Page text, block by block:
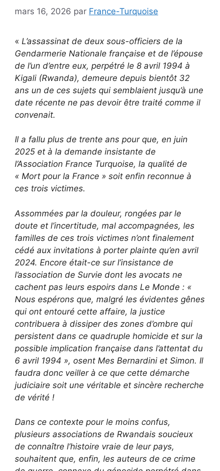
mars 16, 2026 par France-Turquoise
« L’assassinat de deux sous-officiers de la
Gendarmerie Nationale française et de l’épouse
de l’un d’entre eux, perpétré le 8 avril 1994 à
Kigali (Rwanda), demeure depuis bientôt 32
ans un de ces sujets qui semblaient jusqu’à une
date récente ne pas devoir être traité comme il
convenait.
Il a fallu plus de trente ans pour que, en juin
2025 et à la demande insistante de
l’Association France Turquoise, la qualité de
« Mort pour la France » soit enfin reconnue à
ces trois victimes.
Assommées par la douleur, rongées par le
doute et l’incertitude, mal accompagnées, les
familles de ces trois victimes n’ont finalement
cédé aux invitations à porter plainte qu’en avril
2024. Encore était-ce sur l’insistance de
l’association de Survie dont les avocats ne
cachent pas leurs espoirs dans Le Monde : «
Nous espérons que, malgré les évidentes gênes
qui ont entouré cette affaire, la justice
contribuera à dissiper des zones d’ombre qui
persistent dans ce quadruple homicide et sur la
possible implication française dans l’attentat du
6 avril 1994 », osent Mes Bernardini et Simon. Il
faudra donc veiller à ce que cette démarche
judiciaire soit une véritable et sincère recherche
de vérité !
Dans ce contexte pour le moins confus,
plusieurs associations de Rwandais soucieux
de connaître l’histoire vraie de leur pays,
souhaitent que, enfin, les auteurs de ce crime